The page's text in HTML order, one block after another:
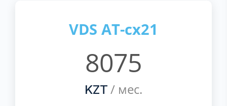
VDS AT-cx21
8075
KZT / мес.